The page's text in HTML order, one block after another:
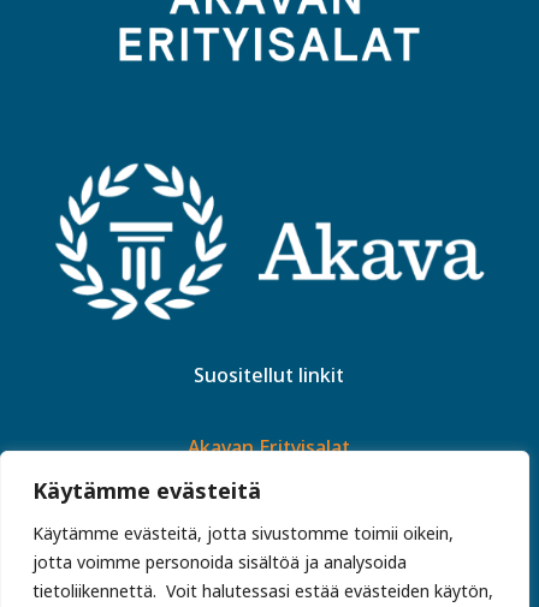
Käytämme evästeitä
Käytämme evästeitä, jotta sivustomme toimii oikein,
jotta voimme personoida sisältöä ja analysoida
tietoliikennettä. Voit halutessasi estää evästeiden käytön,
Suositellut linkit
Akavan Erityisalat
Jäsenpalvelut ja -edut
Erityiskoulutettujen työttömyyskassa